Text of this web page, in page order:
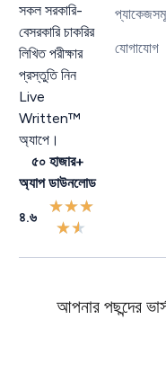
সকল সরকারি-
বেসরকারি চাকরির
লিখিত পরীক্ষার
প্রস্তুতি নিন
Live
Written™
অ্যাপে।
৫০ হাজার+
অ্যাপ ডাউনলোড
৪.৬
★★★
★★
যোগাযোগ
আপনার পছন্দের